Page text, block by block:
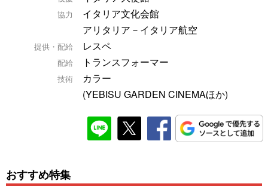
協力
イタリア文化会館
アリタリア－イタリア航空
提供・配給 レスペ
配給 トランスフォーマー
技術
カラー
(YEBISU GARDEN CINEMAほか)
おすすめ特集